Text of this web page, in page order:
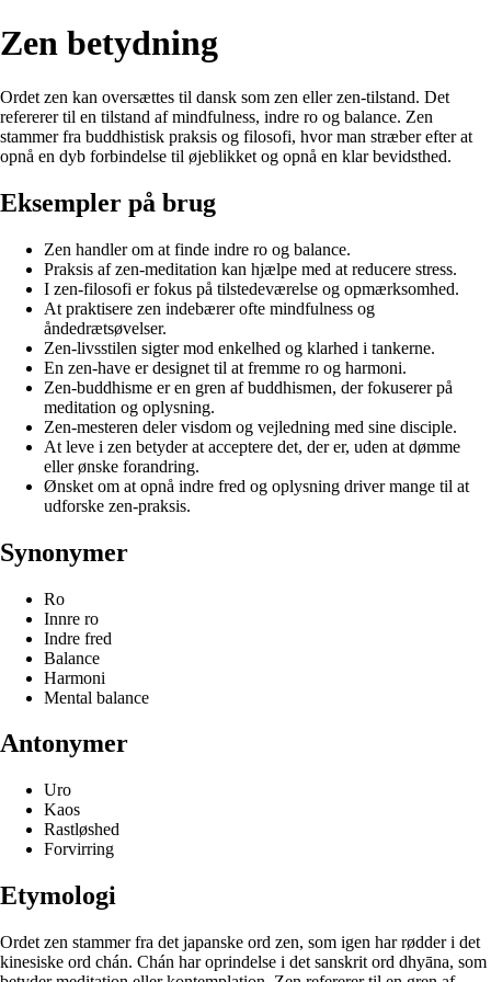
Zen betydning
Ordet zen kan oversættes til dansk som zen eller zen-tilstand. Det
refererer til en tilstand af mindfulness, indre ro og balance. Zen
stammer fra buddhistisk praksis og filosofi, hvor man stræber efter at
opnå en dyb forbindelse til øjeblikket og opnå en klar bevidsthed.
Eksempler på brug
Zen handler om at finde indre ro og balance.
Praksis af zen-meditation kan hjælpe med at reducere stress.
I zen-filosofi er fokus på tilstedeværelse og opmærksomhed.
At praktisere zen indebærer ofte mindfulness og
åndedrætsøvelser.
Zen-livsstilen sigter mod enkelhed og klarhed i tankerne.
En zen-have er designet til at fremme ro og harmoni.
Zen-buddhisme er en gren af buddhismen, der fokuserer på
meditation og oplysning.
Zen-mesteren deler visdom og vejledning med sine disciple.
At leve i zen betyder at acceptere det, der er, uden at dømme
eller ønske forandring.
Ønsket om at opnå indre fred og oplysning driver mange til at
udforske zen-praksis.
Synonymer
Ro
Innre ro
Indre fred
Balance
Harmoni
Mental balance
Antonymer
Uro
Kaos
Rastløshed
Forvirring
Etymologi
Ordet zen stammer fra det japanske ord zen, som igen har rødder i det
kinesiske ord chán. Chán har oprindelse i det sanskrit ord dhyāna, som